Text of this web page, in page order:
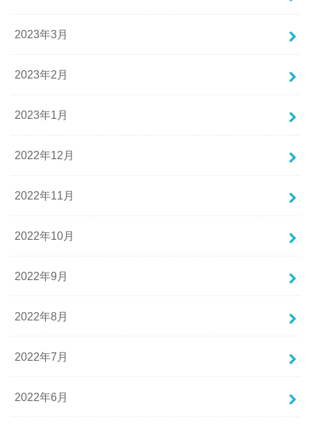
2023年3月
2023年2月
2023年1月
2022年12月
2022年11月
2022年10月
2022年9月
2022年8月
2022年7月
2022年6月